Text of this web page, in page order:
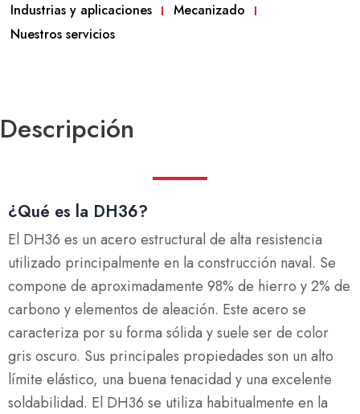
Industrias y aplicaciones
Mecanizado
Nuestros servicios
Descripción
¿Qué es la DH36?
El DH36 es un acero estructural de alta resistencia
utilizado principalmente en la construcción naval. Se
compone de aproximadamente 98% de hierro y 2% de
carbono y elementos de aleación. Este acero se
caracteriza por su forma sólida y suele ser de color
gris oscuro. Sus principales propiedades son un alto
límite elástico, una buena tenacidad y una excelente
soldabilidad. El DH36 se utiliza habitualmente en la